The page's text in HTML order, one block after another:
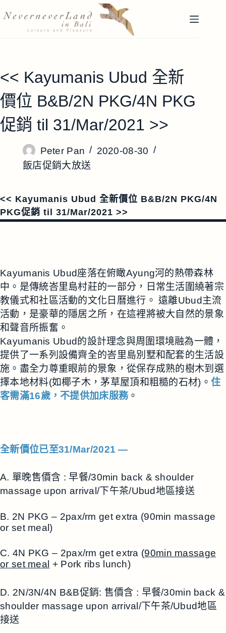
至
容
<< Kayumanis Ubud 全新
價位 B&B/2N PKG/4N PKG
促銷 til 31/Mar/2021 >>
Peter Pan
2020-08-30
飯店促銷大放送
<< Kayumanis Ubud 全新價位 B&B/2N PKG/4N
PKG促銷 til 31/Mar/2021 >>
Kayumanis Ubud座落在俯瞰Ayung河的熱帶森林
中。是傳統峇里島村莊的一部分，日常生活圍繞著宗
教儀式和社區活動的文化日曆進行。 遠離Ubud主流
活動，是豪華的隱居之所，在這裡將被大自然的景象
和聲音所振奮。
Kayumanis Ubud的設計理念與周圍環境融為一體，
提供了一系列設備齊全的峇里島別墅和配套的生活設
施。盡全力尊重眼前的景象，從保存成熟的樹木到選
擇本地材料(如椰子木，茅草屋頂和粗糙的石材)。 住
客需滿16歲，不提供加床服務。
全新價位已至31/Mar/2021 —
A. 單晚售價含 : 早餐/30min back & shoulder
massage upon arrival/下午茶/Ubud地區接送
B. 2N PKG – 2pax/rm get extra (90min massage
or set meal)
C. 4N PKG – 2pax/rm get extra (90min massage
or set meal + Pork ribs lunch)
D. 2N/3N/4N B&B促銷: 售價含 : 早餐/30min back &
shoulder massage upon arrival/下午茶/Ubud地區
接送